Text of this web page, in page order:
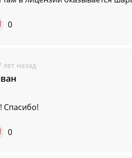
0
лет назад
Спасибо!
0